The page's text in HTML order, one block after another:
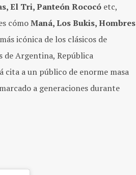
El Tri, Panteón Rococó etc,
cómoManá, Los Bukis, Hombres
icónica de los clásicos de
de Argentina, República
cita a un público de enorme masa
a generaciones durante